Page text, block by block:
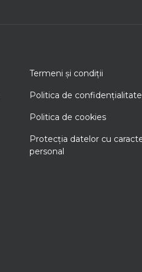
Termeni şi condiţii
Politica de confidenţialitate
Politica de cookies
Protecţia datelor cu
personal